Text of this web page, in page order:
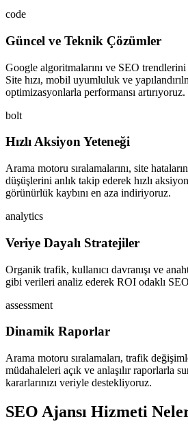
code
Güncel ve Teknik Çözümler
Google algoritmalarını ve SEO
Site hızı, mobil uyumluluk ve
optimizasyonlarla performansı artırıyoruz.
bolt
Hızlı Aksiyon Yeteneği
Arama motoru sıralamalarını, site
düşüşlerini anlık takip ederek hızlı
görünürlük kaybını en aza indiriyoruz.
analytics
Veriye Dayalı Stratejiler
Organik trafik, kullanıcı davranışı ve
gibi verileri analiz ederek ROI odaklı
assessment
Dinamik Raporlar
Arama motoru sıralamaları, trafik
müdahaleleri açık ve anlaşılır raporlarla
kararlarınızı veriyle destekliyoruz.
SEO Ajansı Hizmeti